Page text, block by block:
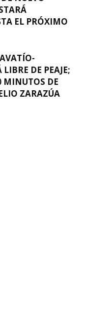
EL PRÓXIMO
DE PEAJE;
MINUTOS DE
ZARAZÚA